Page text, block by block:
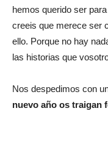
hemos querido ser
creeis que merece ser
ello. Porque no hay
las historias que
Nos despedimos con
nuevo año os traigan